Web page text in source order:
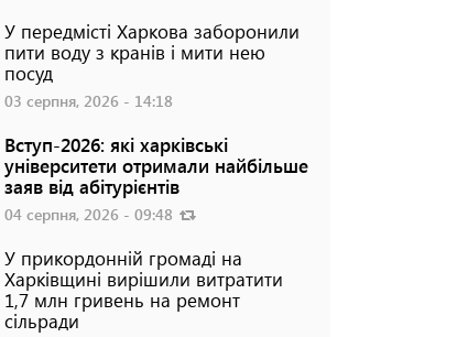
У передмісті Харкова заборонили
пити воду з кранів і мити нею
посуд
03 серпня, 2026 - 14:18
Вступ-2026: які харківські
університети отримали найбільше
заяв від абітурієнтів
04 серпня, 2026 - 09:48
У прикордонній громаді на
Харківщині вирішили витратити
1,7 млн гривень на ремонт
сільради